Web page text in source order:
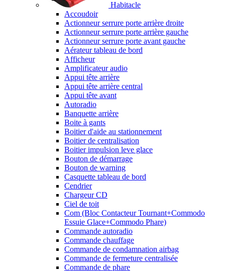
Habitacle
Accoudoir
Actionneur serrure porte arrière droite
Actionneur serrure porte arrière gauche
Actionneur serrure porte avant gauche
Aérateur tableau de bord
Afficheur
Amplificateur audio
Appui tête arrière
Appui tête arrière central
Appui tête avant
Autoradio
Banquette arrière
Boite à gants
Boitier d'aide au stationnement
Boitier de centralisation
Boitier impulsion leve glace
Bouton de démarrage
Bouton de warning
Casquette tableau de bord
Cendrier
Chargeur CD
Ciel de toit
Com (Bloc Contacteur Tournant+Commodo
Essuie Glace+Commodo Phare)
Commande autoradio
Commande chauffage
Commande de condamnation airbag
Commande de fermeture centralisée
Commande de phare